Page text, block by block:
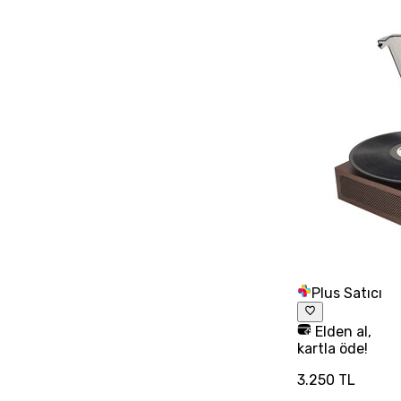
Plus Satıcı
Elden al,
kartla öde!
3.250 TL